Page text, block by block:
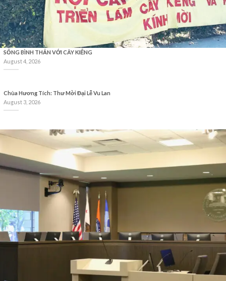
SỐNG BÌNH THẢN VỚI CÂY KIỂNG
August 4, 2026
Chùa Hương Tích: Thư Mời Đại Lễ Vu Lan
August 3, 2026